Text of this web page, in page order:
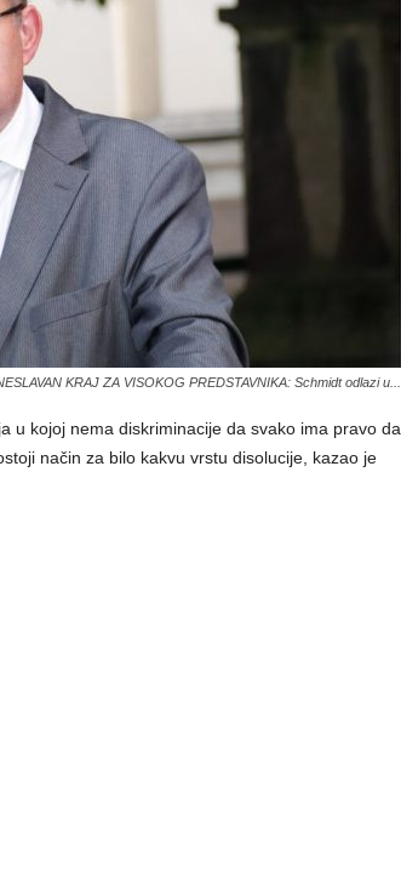
KRAJ ZA VISOKOG PREDSTAVNIKA: Schmidt odlazi u...
u kojoj nema diskriminacije da svako ima pravo da
način za bilo kakvu vrstu disolucije, kazao je